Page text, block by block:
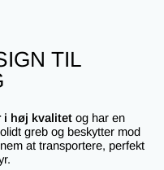
TIL
i høj kvalitet og har en
greb og beskytter mod
at transportere, perfekt